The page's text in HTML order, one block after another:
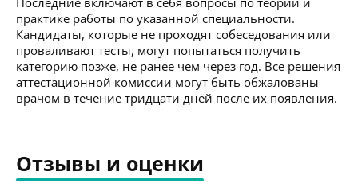
практике работы по указанной специальности.
Кандидаты, которые не проходят собеседования или
проваливают тесты, могут попытаться получить
категорию позже, не ранее чем через год. Все решения
аттестационной комиссии могут быть обжалованы
врачом в течение тридцати дней после их появления.
Отзывы и оценки